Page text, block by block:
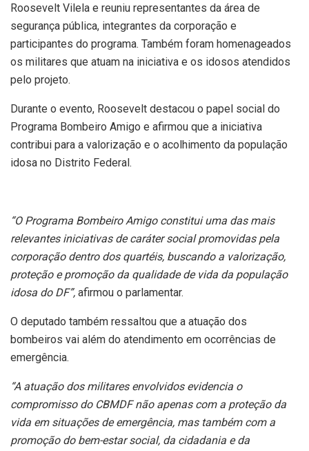
Roosevelt Vilela e reuniu representantes da área de
segurança pública, integrantes da corporação e
participantes do programa. Também foram homenageados
os militares que atuam na iniciativa e os idosos atendidos
pelo projeto.
Durante o evento, Roosevelt destacou o papel social do
Programa Bombeiro Amigo e afirmou que a iniciativa
contribui para a valorização e o acolhimento da população
idosa no Distrito Federal.
“O Programa Bombeiro Amigo constitui uma das mais
relevantes iniciativas de caráter social promovidas pela
corporação dentro dos quartéis, buscando a valorização,
proteção e promoção da qualidade de vida da população
idosa do DF”, afirmou o parlamentar.
O deputado também ressaltou que a atuação dos
bombeiros vai além do atendimento em ocorrências de
emergência.
“A atuação dos militares envolvidos evidencia o
compromisso do CBMDF não apenas com a proteção da
vida em situações de emergência, mas também com a
promoção do bem-estar social, da cidadania e da